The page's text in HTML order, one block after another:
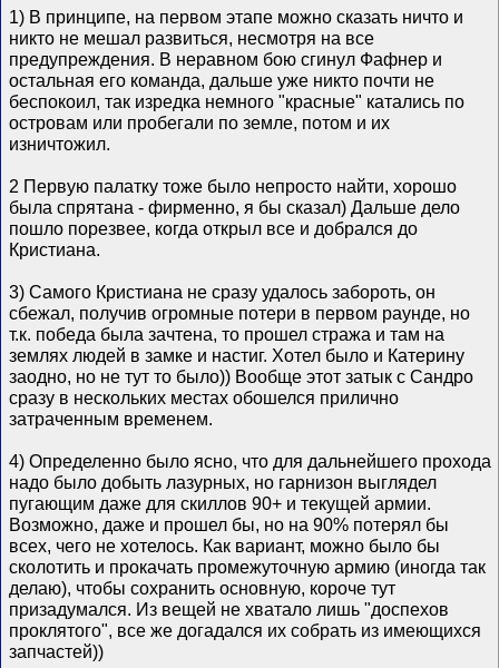
1) В принципе, на первом этапе можно сказать ничто и
никто не мешал развиться, несмотря на все
предупреждения. В неравном бою сгинул Фафнер и
остальная его команда, дальше уже никто почти не
беспокоил, так изредка немного "красные" катались по
островам или пробегали по земле, потом и их
изничтожил.
2 Первую палатку тоже было непросто найти, хорошо
была спрятана - фирменно, я бы сказал) Дальше дело
пошло порезвее, когда открыл все и добрался до
Кристиана.
3) Самого Кристиана не сразу удалось забороть, он
сбежал, получив огромные потери в первом раунде, но
т.к. победа была зачтена, то прошел стража и там на
землях людей в замке и настиг. Хотел было и Катерину
заодно, но не тут то было)) Вообще этот затык с Сандро
сразу в нескольких местах обошелся прилично
затраченным временем.
4) Определенно было ясно, что для дальнейшего прохода
надо было добыть лазурных, но гарнизон выглядел
пугающим даже для скиллов 90+ и текущей армии.
Возможно, даже и прошел бы, но на 90% потерял бы
всех, чего не хотелось. Как вариант, можно было бы
сколотить и прокачать промежуточную армию (иногда так
делаю), чтобы сохранить основную, короче тут
призадумался. Из вещей не хватало лишь "доспехов
проклятого", все же догадался их собрать из имеющихся
запчастей))